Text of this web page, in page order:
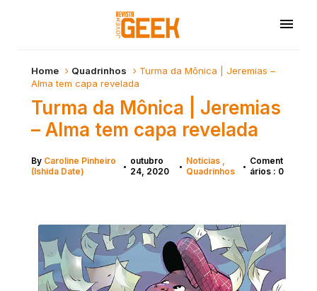
Home Quadrinhos
Turma da Mônica | Jeremias –
Alma tem capa revelada
Turma da Mônica | Jeremias
– Alma tem capa revelada
By Caroline Pinheiro
(Ishida Date)
• outubro
24, 2020
• Notícias
Quadrinhos
• Coment
ários : 0